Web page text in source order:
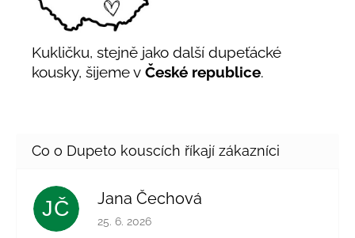
Kukličku, stejně jako další dupeťácké
kousky, šijeme v České republice.
JČ Jana Čechová
Hodnocení obchodu je 5 z 5 hvězdiček.
25. 6. 2026